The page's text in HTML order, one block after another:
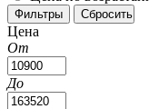
Цена
От
До